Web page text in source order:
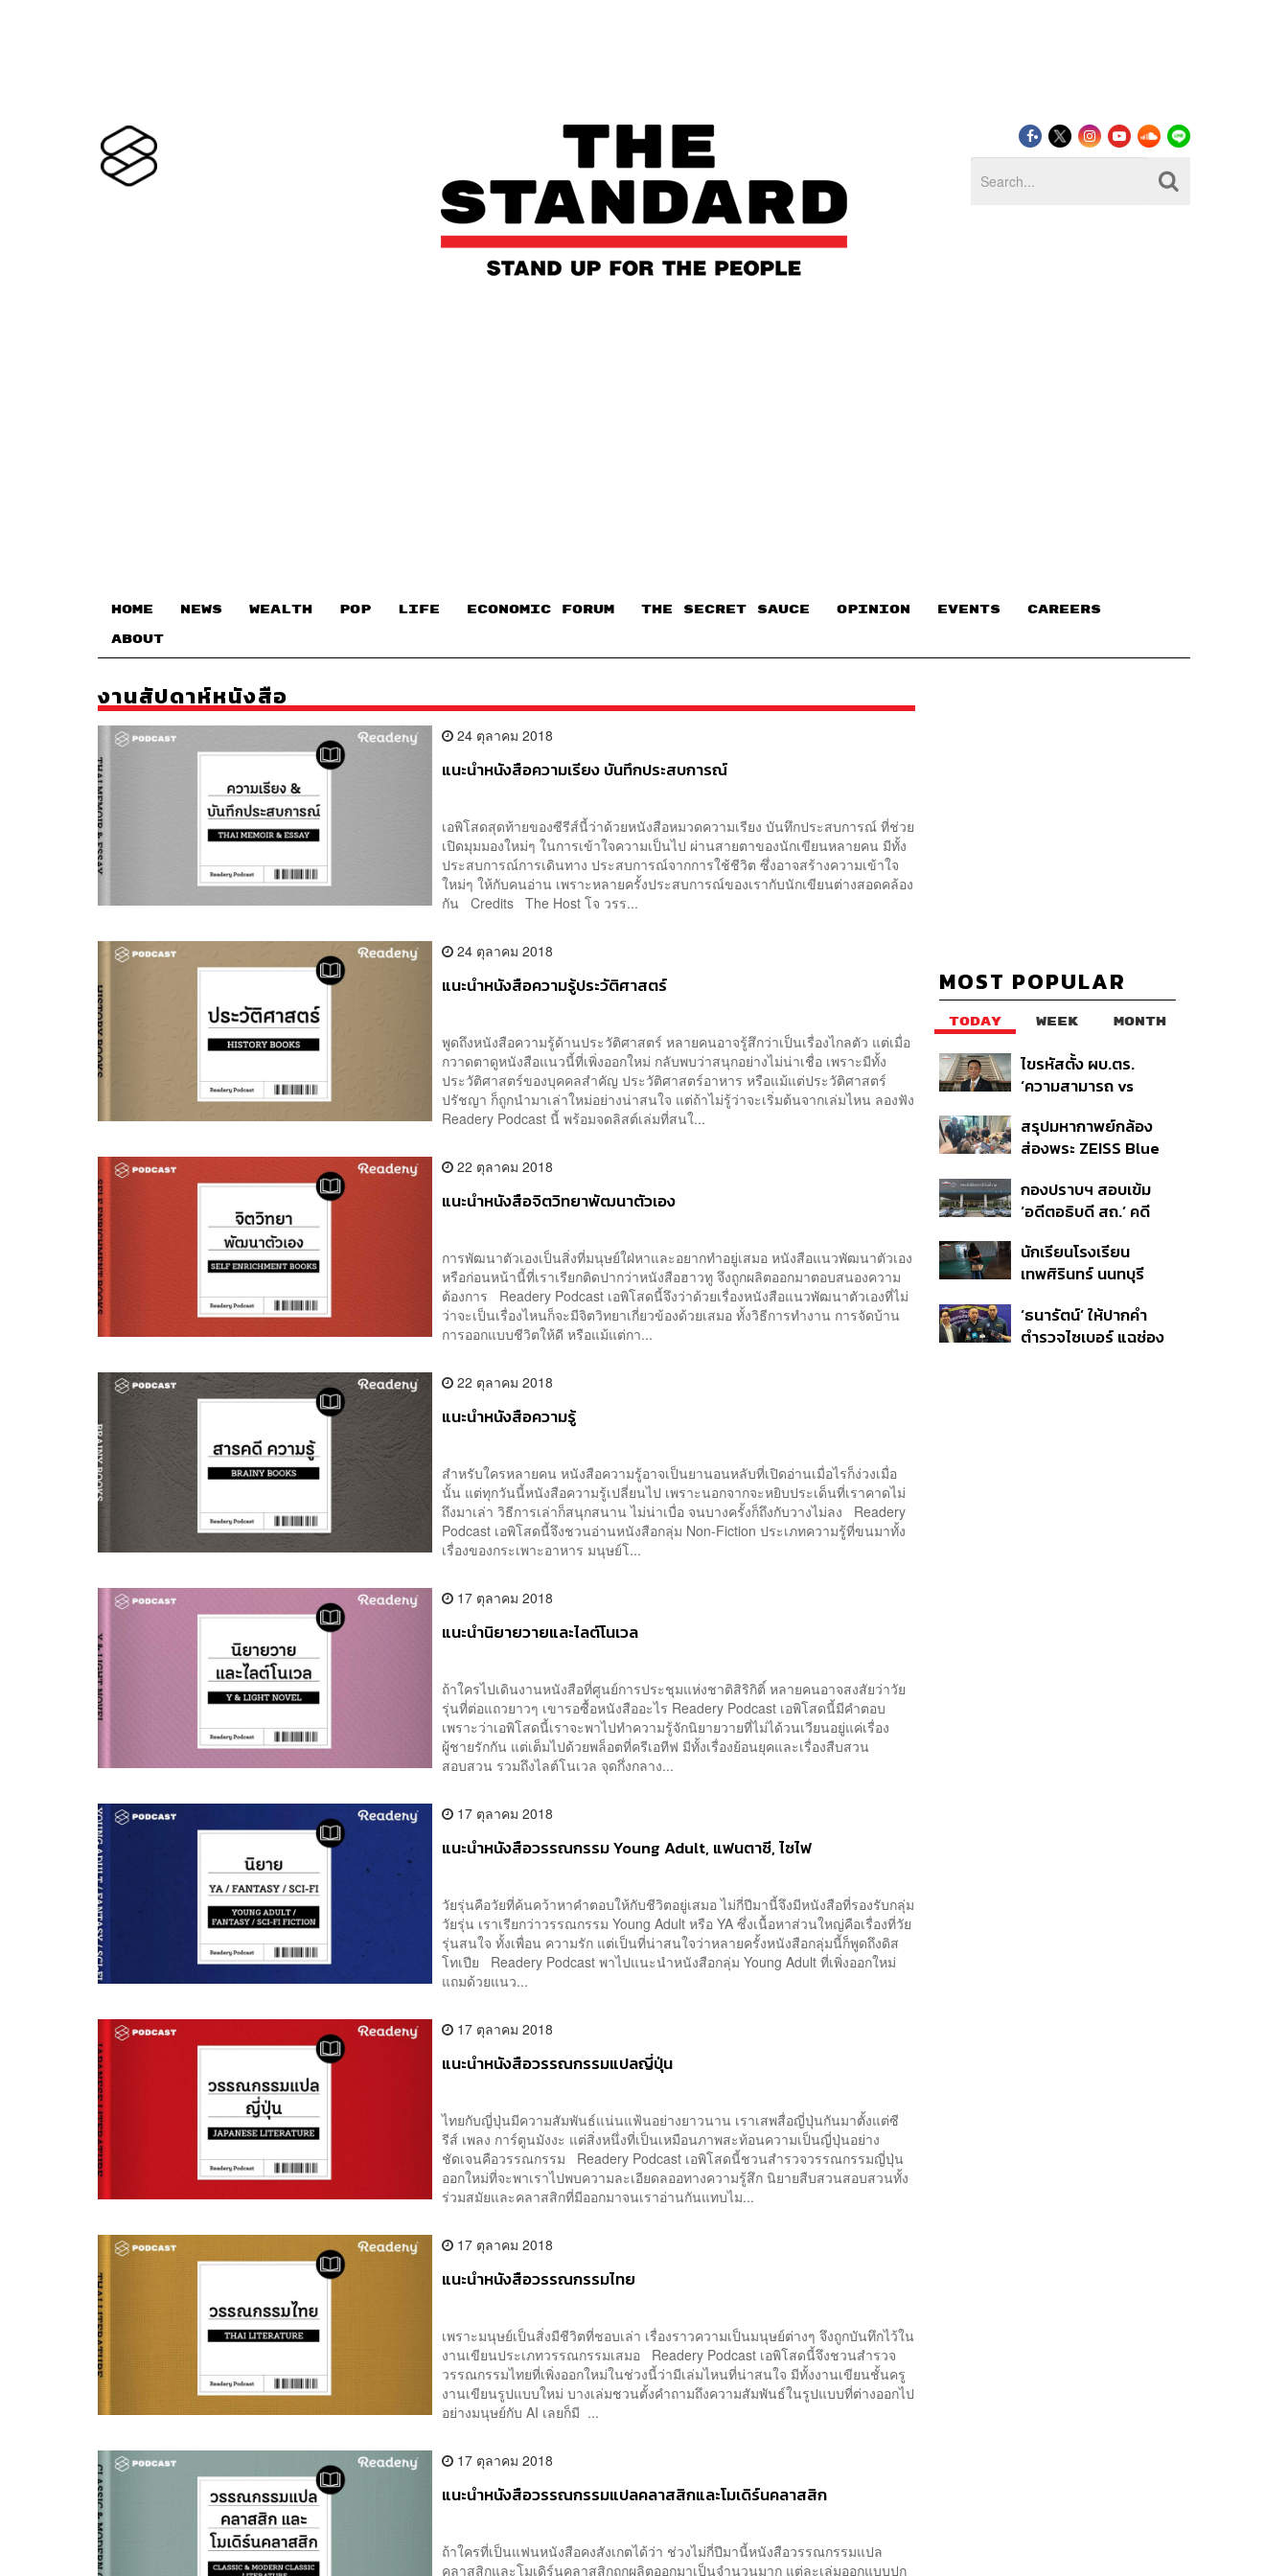
HOME NEWS WEALTH POP LIFE ECONOMIC FORUM THE SECRET SAUCE​ OPINION EVENTS CAREERS
ABOUT
งานสัปดาห์หนังสือ
24 ตุลาคม 2018
แนะนำหนังสือความเรียง บันทึกประสบการณ์
เอพิโสดสุดท้ายของซีรีส์นี้ว่าด้วยหนังสือหมวดความเรียง บันทึกประสบการณ์ ที่ช่วย
เปิดมุมมองใหม่ๆ ในการเข้าใจความเป็นไป ผ่านสายตาของนักเขียนหลายคน มีทั้ง
ประสบการณ์การเดินทาง ประสบการณ์จากการใช้ชีวิต ซึ่งอาจสร้างความเข้าใจ
ใหม่ๆ ให้กับคนอ่าน เพราะหลายครั้งประสบการณ์ของเรากับนักเขียนต่างสอดคล้อง
กัน Credits The Host โจ วรร...
24 ตุลาคม 2018
แนะนำหนังสือความรู้ประวัติศาสตร์
พูดถึงหนังสือความรู้ด้านประวัติศาสตร์ หลายคนอาจรู้สึกว่าเป็นเรื่องไกลตัว แต่เมื่อ
กวาดตาดูหนังสือแนวนี้ที่เพิ่งออกใหม่ กลับพบว่าสนุกอย่างไม่น่าเชื่อ เพราะมีทั้ง
ประวัติศาสตร์ของบุคคลสำคัญ ประวัติศาสตร์อาหาร หรือแม้แต่ประวัติศาสตร์
ปรัชญา ก็ถูกนำมาเล่าใหม่อย่างน่าสนใจ แต่ถ้าไม่รู้ว่าจะเริ่มต้นจากเล่มไหน ลองฟัง
Readery Podcast นี้ พร้อมจดลิสต์เล่มที่สนใ...
22 ตุลาคม 2018
แนะนำหนังสือจิตวิทยาพัฒนาตัวเอง
การพัฒนาตัวเองเป็นสิ่งที่มนุษย์ใฝ่หาและอยากทำอยู่เสมอ หนังสือแนวพัฒนาตัวเอง
หรือก่อนหน้านี้ที่เราเรียกติดปากว่าหนังสือฮาวทู จึงถูกผลิตออกมาตอบสนองความ
ต้องการ Readery Podcast เอพิโสดนี้จึงว่าด้วยเรื่องหนังสือแนวพัฒนาตัวเองที่ไม่
ว่าจะเป็นเรื่องไหนก็จะมีจิตวิทยาเกี่ยวข้องด้วยเสมอ ทั้งวิธีการทำงาน การจัดบ้าน
การออกแบบชีวิตให้ดี หรือแม้แต่กา...
22 ตุลาคม 2018
แนะนำหนังสือความรู้
สำหรับใครหลายคน หนังสือความรู้อาจเป็นยานอนหลับที่เปิดอ่านเมื่อไรก็ง่วงเมื่อ
นั้น แต่ทุกวันนี้หนังสือความรู้เปลี่ยนไป เพราะนอกจากจะหยิบประเด็นที่เราคาดไม่
ถึงมาเล่า วิธีการเล่าก็สนุกสนาน ไม่น่าเบื่อ จนบางครั้งก็ถึงกับวางไม่ลง Readery
Podcast เอพิโสดนี้จึงชวนอ่านหนังสือกลุ่ม Non-Fiction ประเภทความรู้ที่ขนมาทั้ง
เรื่องของกระเพาะอาหาร มนุษย์โ...
17 ตุลาคม 2018
แนะนำนิยายวายและไลต์โนเวล
ถ้าใครไปเดินงานหนังสือที่ศูนย์การประชุมแห่งชาติสิริกิติ์ หลายคนอาจสงสัยว่าวัย
รุ่นที่ต่อแถวยาวๆ เขารอซื้อหนังสืออะไร Readery Podcast เอพิโสดนี้มีคำตอบ
เพราะว่าเอพิโสดนี้เราจะพาไปทำความรู้จักนิยายวายที่ไม่ได้วนเวียนอยู่แค่เรื่อง
ผู้ชายรักกัน แต่เต็มไปด้วยพล็อตที่ครีเอทีฟ มีทั้งเรื่องย้อนยุคและเรื่องสืบสวน
สอบสวน รวมถึงไลต์โนเวล จุดกึ่งกลาง...
17 ตุลาคม 2018
แนะนำหนังสือวรรณกรรม Young Adult, แฟนตาซี, ไซไฟ
วัยรุ่นคือวัยที่ค้นคว้าหาคำตอบให้กับชีวิตอยู่เสมอ ไม่กี่ปีมานี้จึงมีหนังสือที่รองรับกลุ่ม
วัยรุ่น เราเรียกว่าวรรณกรรม Young Adult หรือ YA ซึ่งเนื้อหาส่วนใหญ่คือเรื่องที่วัย
รุ่นสนใจ ทั้งเพื่อน ความรัก แต่เป็นที่น่าสนใจว่าหลายครั้งหนังสือกลุ่มนี้ก็พูดถึงดิส
โทเปีย Readery Podcast พาไปแนะนำหนังสือกลุ่ม Young Adult ที่เพิ่งออกใหม่
แถมด้วยแนว...
17 ตุลาคม 2018
แนะนำหนังสือวรรณกรรมแปลญี่ปุ่น
ไทยกับญี่ปุ่นมีความสัมพันธ์แน่นแฟ้นอย่างยาวนาน เราเสพสื่อญี่ปุ่นกันมาตั้งแต่ซี
รีส์ เพลง การ์ตูนมังงะ แต่สิ่งหนึ่งที่เป็นเหมือนภาพสะท้อนความเป็นญี่ปุ่นอย่าง
ชัดเจนคือวรรณกรรม Readery Podcast เอพิโสดนี้ชวนสำรวจวรรณกรรมญี่ปุ่น
ออกใหม่ที่จะพาเราไปพบความละเอียดลออทางความรู้สึก นิยายสืบสวนสอบสวนทั้ง
ร่วมสมัยและคลาสสิกที่มีออกมาจนเราอ่านกันแทบไม...
17 ตุลาคม 2018
แนะนำหนังสือวรรณกรรมไทย
เพราะมนุษย์เป็นสิ่งมีชีวิตที่ชอบเล่า เรื่องราวความเป็นมนุษย์ต่างๆ จึงถูกบันทึกไว้ใน
งานเขียนประเภทวรรณกรรมเสมอ Readery Podcast เอพิโสดนี้จึงชวนสำรวจ
วรรณกรรมไทยที่เพิ่งออกใหม่ในช่วงนี้ว่ามีเล่มไหนที่น่าสนใจ มีทั้งงานเขียนชั้นครู
งานเขียนรูปแบบใหม่ บางเล่มชวนตั้งคำถามถึงความสัมพันธ์ในรูปแบบที่ต่างออกไป
อย่างมนุษย์กับ AI เลยก็มี ...
17 ตุลาคม 2018
แนะนำหนังสือวรรณกรรมแปลคลาสสิกและโมเดิร์นคลาสสิก
ถ้าใครที่เป็นแฟนหนังสือคงสังเกตได้ว่า ช่วงไม่กี่ปีมานี้หนังสือวรรณกรรมแปล
คลาสสิกและโมเดิร์นคลาสสิกถูกผลิตออกมาเป็นจำนวนมาก แต่ละเล่มออกแบบปก
MOST POPULAR
TODAY WEEK MONTH
ไขรหัสตั้ง ผบ.ตร.
‘ความสามารถ vs
ปฏิรูปสีกากี กับ
พล.ต.อ. เอก อังสนา
สรุปมหากาพย์กล้อง
ส่องพระ ZEISS Blue
ผลิต 8.3 ล้าน สู่ข้อ
พิพาท ‘มาเวลล์ฯ’ ฟ้อง
หนี้-แอบระบุแบรนด์
กองปราบฯ สอบเข้ม
‘อดีตอธิบดี สถ.’ คดี
6 ข้อหาหนัก จ่อชง
ป.ป.ช. 12 ส.ค. นี้
นักเรียนโรงเรียน
เทพศิรินทร์ นนทบุรี
ปลอดภัยชั่วคราว หลัง
เหตุใช้อาวุธปืนภายใน
‘ธนารัตน์’ ให้ปากคำ
ตำรวจไซเบอร์ แฉช่อง